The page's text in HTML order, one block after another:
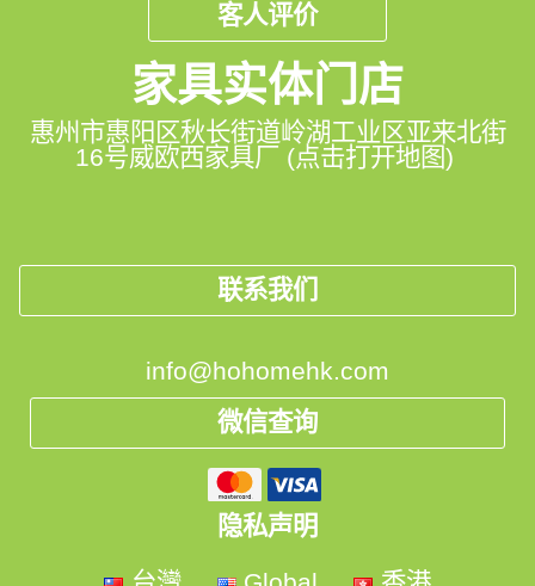
客人评价
家具实体门店
惠州市惠阳区秋长街道岭湖工业区亚来北街
16号威欧西家具厂 (点击打开地图)
联系我们
info@hohomehk.com
微信查询
隐私声明